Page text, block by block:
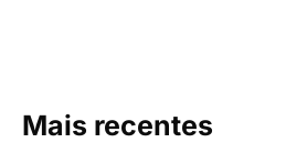
Mais recentes